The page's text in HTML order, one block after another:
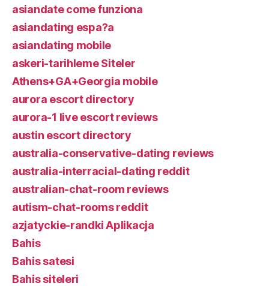
asiandate come funziona
asiandating espa?a
asiandating mobile
askeri-tarihleme Siteler
Athens+GA+Georgia mobile
aurora escort directory
aurora-1 live escort reviews
austin escort directory
australia-conservative-dating reviews
australia-interracial-dating reddit
australian-chat-room reviews
autism-chat-rooms reddit
azjatyckie-randki Aplikacja
Bahis
Bahis satesi
Bahis siteleri